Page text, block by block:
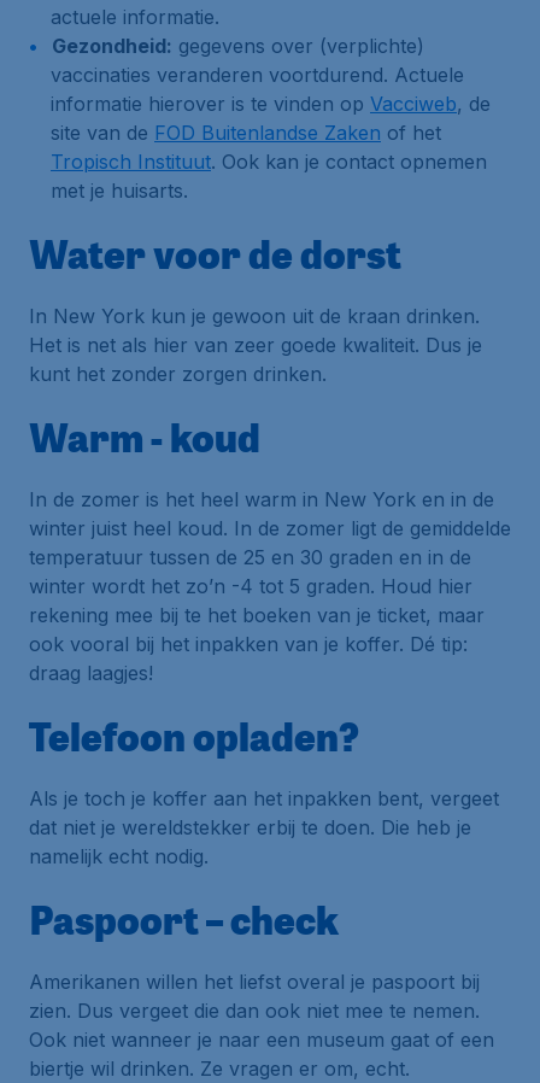
actuele informatie.
Gezondheid: gegevens over (verplichte)
vaccinaties veranderen voortdurend. Actuele
informatie hierover is te vinden op Vacciweb, de
site van de FOD Buitenlandse Zaken of het
Tropisch Instituut. Ook kan je contact opnemen
met je huisarts.
Water voor de dorst
In New York kun je gewoon uit de kraan drinken.
Het is net als hier van zeer goede kwaliteit. Dus je
kunt het zonder zorgen drinken.
Warm - koud
In de zomer is het heel warm in New York en in de
winter juist heel koud. In de zomer ligt de gemiddelde
temperatuur tussen de 25 en 30 graden en in de
winter wordt het zo’n -4 tot 5 graden. Houd hier
rekening mee bij te het boeken van je ticket, maar
ook vooral bij het inpakken van je koffer. Dé tip:
draag laagjes!
Telefoon opladen?
Als je toch je koffer aan het inpakken bent, vergeet
dat niet je wereldstekker erbij te doen. Die heb je
namelijk echt nodig.
Paspoort – check
Amerikanen willen het liefst overal je paspoort bij
zien. Dus vergeet die dan ook niet mee te nemen.
Ook niet wanneer je naar een museum gaat of een
biertje wil drinken. Ze vragen er om, echt.